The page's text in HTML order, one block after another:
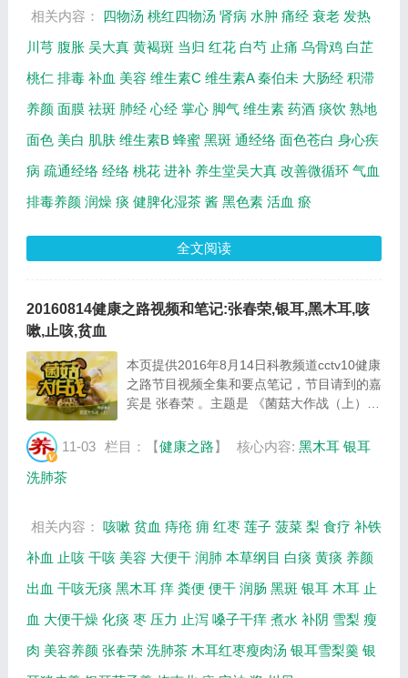
相关内容： 四物汤 桃红四物汤 肾病 水肿 痛经 衰老 发热
川芎 腹胀 吴大真 黄褐斑 当归 红花 白芍 止痛 乌骨鸡 白芷
桃仁 排毒 补血 美容 维生素C 维生素A 秦伯未 大肠经 积滞
养颜 面膜 祛斑 肺经 心经 掌心 脚气 维生素 药酒 痰饮 熟地
面色 美白 肌肤 维生素B 蜂蜜 黑斑 通经络 面色苍白 身心疾
病 疏通经络 经络 桃花 进补 养生堂吴大真 改善微循环 气血
排毒养颜 润燥 痰 健脾化湿茶 酱 黑色素 活血 瘀
全文阅读
20160814健康之路视频和笔记:张春荣,银耳,黑木耳,咳
嗽,止咳,贫血
本页提供2016年8月14日科教频道cctv10健康
之路节目视频全集和要点笔记，节目请到的嘉
宾是 张春荣 。主题是 《菌菇大作战（上）》
羹、银耳猪皮羹、木耳红枣瘦肉汤、银耳莲子
11-03 栏目：【健康之路】 核心内容: 黑木耳 银耳
洗肺茶
相关内容： 咳嗽 贫血 痔疮 痈 红枣 莲子 菠菜 梨 食疗 补铁
补血 止咳 干咳 美容 大便干 润肺 本草纲目 白痰 黄痰 养颜
出血 干咳无痰 黑木耳 痒 粪便 便干 润肠 黑斑 银耳 木耳 止
血 大便干燥 化痰 枣 压力 止泻 嗓子干痒 煮水 补阴 雪梨 瘦
肉 美容养颜 张春荣 洗肺茶 木耳红枣瘦肉汤 银耳雪梨羹 银